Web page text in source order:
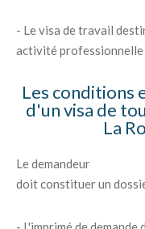
- Le visa de travail
activité professionnelle
Les conditions
d'un visa de
La
Le demandeur
doit constituer un